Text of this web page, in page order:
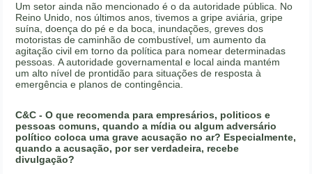
Um setor ainda não mencionado é o da autoridade pública. No
Reino Unido, nos últimos anos, tivemos a gripe aviária, gripe
suína, doença do pé e da boca, inundações, greves dos
motoristas de caminhão de combustível, um aumento da
agitação civil em torno da política para nomear determinadas
pessoas. A autoridade governamental e local ainda mantém
um alto nível de prontidão para situações de resposta à
emergência e planos de contingência.
C&C - O que recomenda para empresários, politicos e
pessoas comuns, quando a mídia ou algum adversário
político coloca uma grave acusação no ar? Especialmente,
quando a acusação, por ser verdadeira, recebe
divulgação?